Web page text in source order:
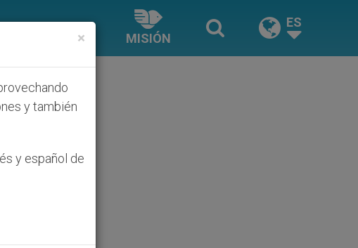
MISIÓN
ES
×
y también
y español de